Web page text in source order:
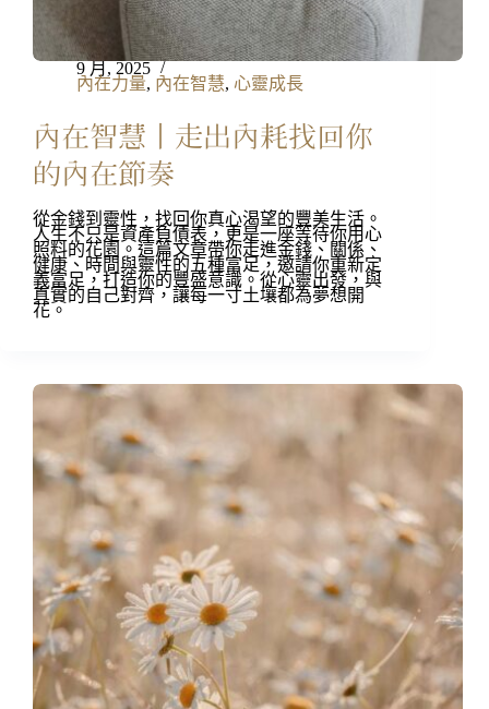
9 月, 2025
內在力量, 內在智慧, 心靈成長
內在智慧丨走出內耗找回你
的內在節奏​
從金錢到靈性，找回你真心渴望的豐美生活。​
人生不只是資產負債表，更是一座等待你用心
照料的花園。這篇文章帶你走進金錢、關係、
健康、時間與靈性的五種富足，邀請你重新定
義富足，打造你的豐盛意識。從心靈出發，與
真實的自己對齊，讓每一寸土壤都為夢想開
花。